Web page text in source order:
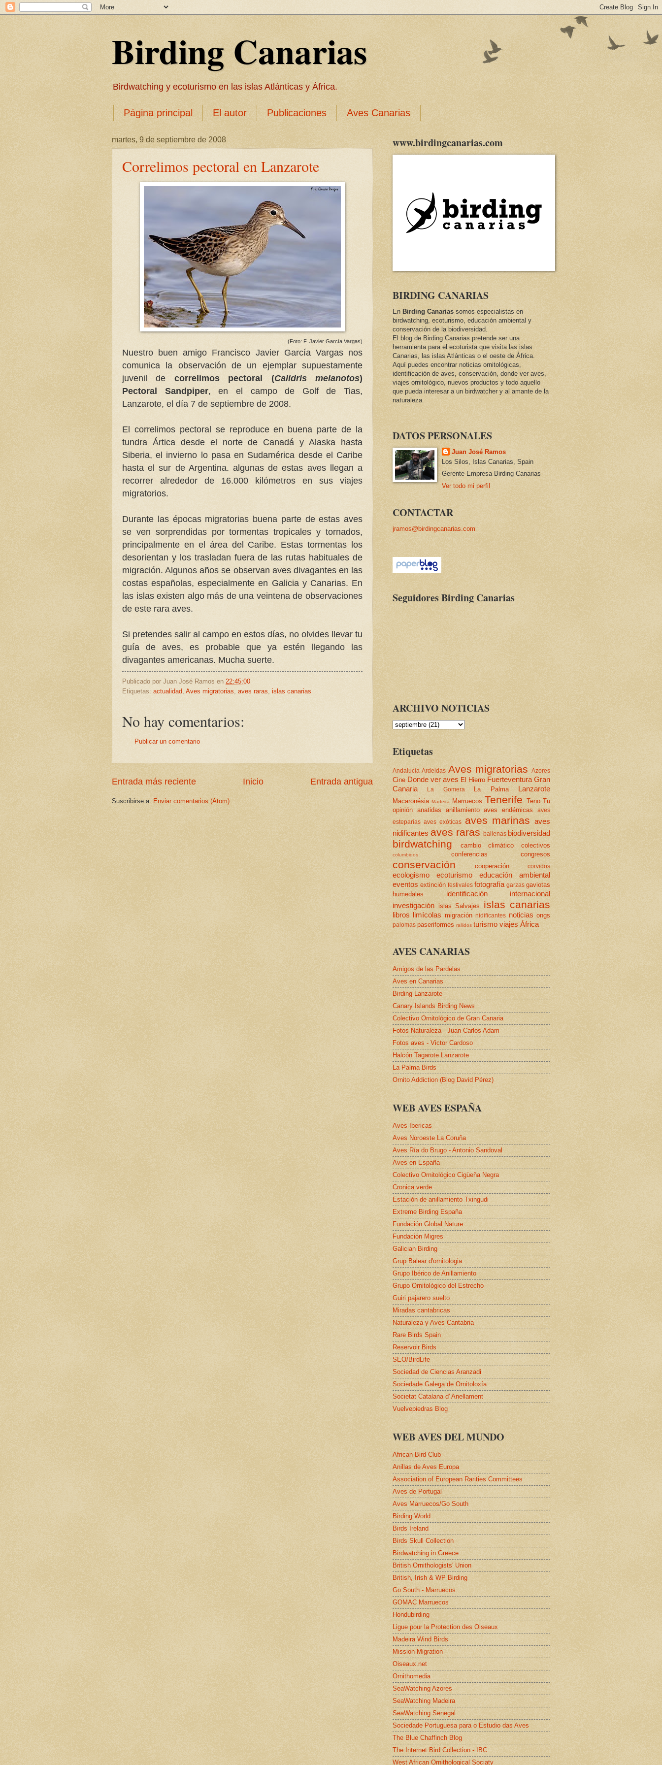
Birding Canarias
Birdwatching y ecoturismo en las islas Atlánticas y África.
Página principal El autor Publicaciones Aves Canarias
martes, 9 de septiembre de 2008
Correlimos pectoral en Lanzarote
(Foto: F. Javier García Vargas)
Nuestro buen amigo Francisco Javier García Vargas nos
comunica la observación de un ejemplar supuestamente
juvenil de correlimos pectoral (Calidris melanotos)
Pectoral Sandpiper, en el campo de Golf de Tias,
Lanzarote, el día 7 de septiembre de 2008.
El correlimos pectoral se reproduce en buena parte de la
tundra Ártica desde el norte de Canadá y Alaska hasta
Siberia, el invierno lo pasa en Sudamérica desde el Caribe
hasta el sur de Argentina. algunas de estas aves llegan a
recorrer alrededor de 16.000 kilómetros en sus viajes
migratorios.
Durante las épocas migratorias buena parte de estas aves
se ven sorprendidas por tormentas tropicales y tornados,
principalmente en el área del Caribe. Estas tormentas los
desorientan y los trasladan fuera de las rutas habituales de
migración. Algunos años se observan aves divagantes en las
costas españolas, especialmente en Galicia y Canarias. En
las islas existen algo más de una veintena de observaciones
de este rara aves.
Si pretendes salir al campo en estos días, no olvides llevar tu
guía de aves, es probable que ya estén llegando las
divagantes americanas. Mucha suerte.
Publicado por Juan José Ramos en 22:45:00
Etiquetas: actualidad Aves migratorias aves raras islas canarias
No hay comentarios:
Publicar un comentario
Entrada más reciente Entrada antigua
Inicio
Suscribirse a: Enviar comentarios (Atom)
www.birdingcanarias.com
BIRDING CANARIAS
En Birding Canarias somos especialistas en
birdwatching, ecoturismo, educación ambiental y
conservación de la biodiversidad.
El blog de Birding Canarias pretende ser una
herramienta para el ecoturista que visita las islas
Canarias, las islas Atlánticas o el oeste de África.
Aquí puedes encontrar noticias ornitológicas,
identificación de aves, conservación, donde ver aves,
viajes ornitológico, nuevos productos y todo aquello
que pueda interesar a un birdwatcher y al amante de la
naturaleza.
DATOS PERSONALES
Juan José Ramos
Los Silos, Islas Canarias, Spain
Gerente Empresa Birding Canarias
Ver todo mi perfil
CONTACTAR
jramos@birdingcanarias.com
Seguidores Birding Canarias
ARCHIVO NOTICIAS
Etiquetas
Andalucía Ardeidas Aves migratorias Azores
Cine Donde ver aves El Hierro Fuerteventura Gran
Canaria
La Gomera La Palma Lanzarote
Macaronésia Madeira Marruecos Tenerife Teno Tu
opinión anatidas anillamiento aves endémicas
aves
esteparias aves exóticas aves marinas aves
nidificantes aves raras ballenas biodiversidad
birdwatching cambio climático colectivos
columbidos conferencias congresos
conservación cooperación corvidos
ecologismo ecoturismo
educación ambiental
eventos extinción festivales fotografía garzas gaviotas
humedales
identificación
internacional
investigación islas Salvajes islas canarias
libros limícolas migración nidificantes noticias ongs
palomas paseriformes rallidos turismo viajes África
AVES CANARIAS
Amigos de las Pardelas
Aves en Canarias
Birding Lanzarote
Canary Islands Birding News
Colectivo Ornitológico de Gran Canaria
Fotos Naturaleza - Juan Carlos Adam
Fotos aves - Victor Cardoso
Halcón Tagarote Lanzarote
La Palma Birds
Ornito Addiction (Blog David Pérez)
WEB AVES ESPAÑA
Aves Ibericas
Aves Noroeste La Coruña
Aves Ría do Brugo - Antonio Sandoval
Aves en España
Colectivo Ornitológico Cigüeña Negra
Cronica verde
Estación de anillamiento Txingudi
Extreme Birding España
Fundación Global Nature
Fundación Migres
Galician Birding
Grup Balear d'ornitologia
Grupo Ibérico de Anillamiento
Grupo Ornitológico del Estrecho
Guiri pajarero suelto
Miradas cantabricas
Naturaleza y Aves Cantabria
Rare Birds Spain
Reservoir Birds
SEO/BirdLife
Sociedad de Ciencias Aranzadi
Sociedade Galega de Ornitoloxía
Societat Catalana d' Anellament
Vuelvepiedras Blog
WEB AVES DEL MUNDO
African Bird Club
Anillas de Aves Europa
Association of European Rarities Committees
Aves de Portugal
Aves Marruecos/Go South
Birding World
Birds Ireland
Birds Skull Collection
Birdwatching in Greece
British Ornithologists' Union
British, Irish & WP Birding
Go South - Marruecos
GOMAC Marruecos
Hondubirding
Ligue pour la Protection des Oiseaux
Madeira Wind Birds
Mission Migration
Oiseaux.net
Ornithomedia
SeaWatching Azores
SeaWatching Madeira
SeaWatching Senegal
Sociedade Portuguesa para o Estudio das Aves
The Blue Chaffinch Blog
The Internet Bird Collection - IBC
West African Ornithological Sociaty